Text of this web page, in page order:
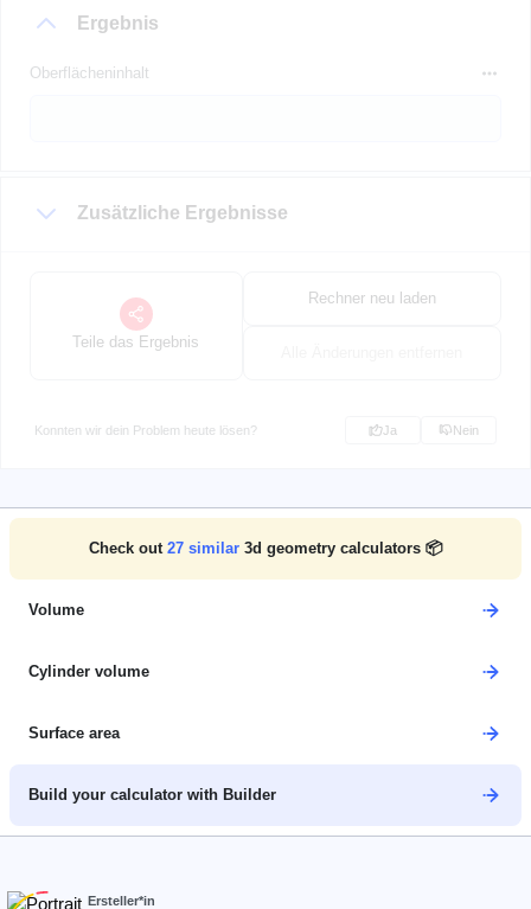
Ergebnis
Oberflächeninhalt
Zusätzliche Ergebnisse
Teile das Ergebnis
Rechner neu laden
Konnten wir dein Problem heute lösen? Ja Nein
Check out 27similar 3d geometry calculators 📦
Volume
Cylinder volume
Surface area
Build your calculator with Builder
Ersteller*in